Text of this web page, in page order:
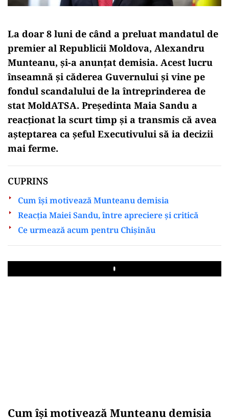
La doar 8 luni de când a preluat mandatul de
premier al Republicii Moldova, Alexandru
Munteanu, și-a anunțat demisia. Acest lucru
înseamnă și căderea Guvernului și vine pe
fondul scandalului de la întreprinderea de
stat MoldATSA. Președinta Maia Sandu a
reacționat la scurt timp și a transmis că avea
așteptarea ca șeful Executivului să ia decizii
mai ferme.
CUPRINS
Cum își motivează Munteanu demisia
Reacția Maiei Sandu, între apreciere și critică
Ce urmează acum pentru Chișinău
Play
Cum își motivează Munteanu demisia